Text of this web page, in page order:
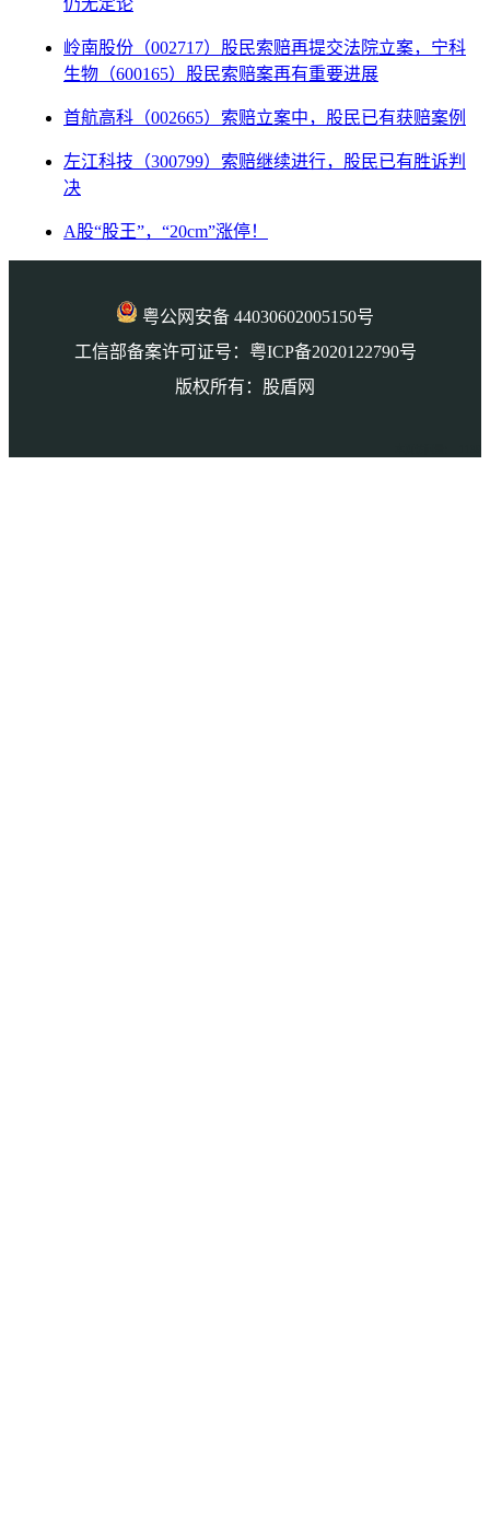
仍无定论
岭南股份（002717）股民索赔再提交法院立案，宁科
生物（600165）股民索赔案再有重要进展
首航高科（002665）索赔立案中，股民已有获赔案例
左江科技（300799）索赔继续进行，股民已有胜诉判
决
A股“股王”，“20cm”涨停！
粤公网安备 44030602005150号
工信部备案许可证号：粤ICP备2020122790号
版权所有：股盾网